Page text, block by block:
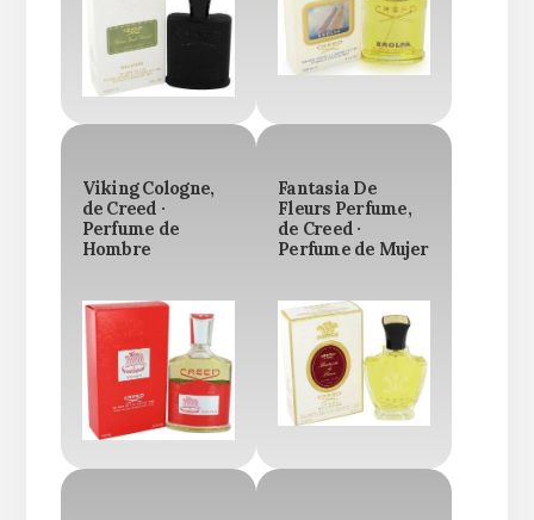
Viking Cologne,
de Creed ·
Perfume de
Hombre
Fantasia De
Fleurs Perfume,
de Creed ·
Perfume de Mujer